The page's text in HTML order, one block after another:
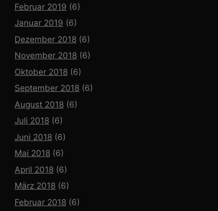
Februar 2019 (6)
Januar 2019 (6)
Dezember 2018 (6)
November 2018 (6)
Oktober 2018 (6)
September 2018 (6)
August 2018 (6)
Juli 2018 (6)
Juni 2018 (6)
Mai 2018 (6)
April 2018 (6)
März 2018 (6)
Februar 2018 (6)